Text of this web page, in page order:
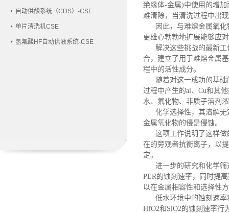
自动供酸系统（CDS）-CSE
单片清洗机CSE
氢氟酸HF自动供液系统-CSE
绝缘体-金属)中使用的增
难清除，当清洗过程中出
因此，与难熔金属氧
更雄心勃勃地扩展能够应
解决这些挑战的最新
合，建立了用于难熔金属
程中的活性成分。
随着对这一成功的基
过程中产生的al、Cu和其
水、氟化物、非质子溶剂
化学选择性，其溶解
金属氧化物的侵是侵蚀。
这项工作说明了这样
在的旁观者抗衡离子，以
定。
进一步的研究和化学
PER的蚀刻速率，同时提
以在金属相容性和选择性
低水环境中的蚀刻速
HfO2和SiO2的蚀刻速率行